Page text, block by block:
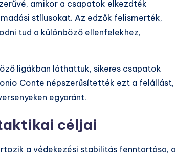
amikor a csapatok elkezdték
stílusokat. Az edzők felismerték,
tud a különböző ellenfelekhez,
ligákban láthattuk, sikeres csapatok
Conte népszerűsítették ezt a felállást,
egyaránt.
céljai
a védekezési stabilitás fenntartása, a